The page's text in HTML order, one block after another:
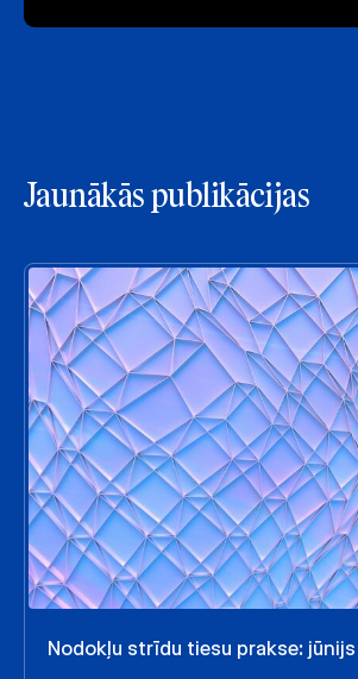
Jaunākās publikācijas
Nodokļu strīdu tiesu prakse: